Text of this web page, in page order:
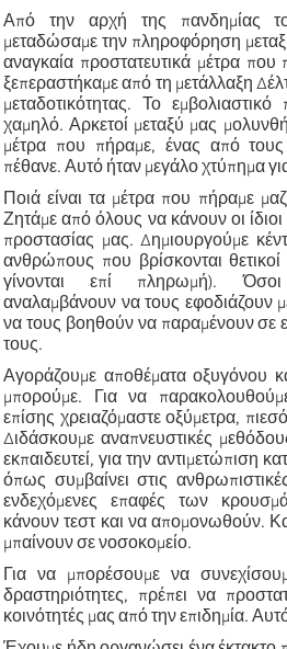
Από την αρχή της πανδημίας
μεταδώσαμε την πληροφόρηση
αναγκαία προστατευτικά μέτρα
ξεπεραστήκαμε από τη μετάλλαξη
μεταδοτικότητας. Το
χαμηλό. Αρκετοί μεταξύ μας
μέτρα που πήραμε, ένας από τους
πέθανε. Αυτό ήταν μεγάλο χτύπημα
Ποιά είναι τα μέτρα που πήραμε
Ζητάμε από όλους να κάνουν οι
προστασίας μας. Δημιουργούμε
ανθρώπους που βρίσκονται
γίνονται επί πληρωμή). Όσοι
αναλαμβάνουν να τους εφοδιάζουν
να τους βοηθούν να παραμένουν σε
τους.
Αγοράζουμε αποθέματα οξυγόνου
μπορούμε. Για να
επίσης χρειαζόμαστε οξύμετρα,
Διδάσκουμε αναπνευστικές
εκπαιδευτεί, για την αντιμετώπιση
όπως συμβαίνει στις
ενδεχόμενες επαφές των
κάνουν τεστ και να απομονωθούν.
μπαίνουν σε νοσοκομείο.
Για να μπορέσουμε να
δραστηριότητες, πρέπει να
κοινότητές μας από την επιδημία.